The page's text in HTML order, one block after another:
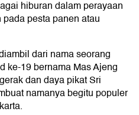
hiburan dalam perayaan
pesta panen atau
dari nama seorang
ke-19 bernama Mas Ajeng
dan daya pikat Sri
namanya begitu populer